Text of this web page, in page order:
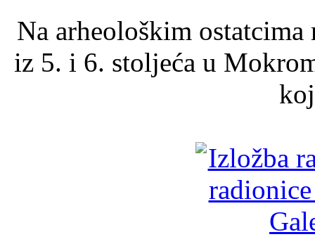
Na arheološkim
iz 5. i 6. stoljeća u